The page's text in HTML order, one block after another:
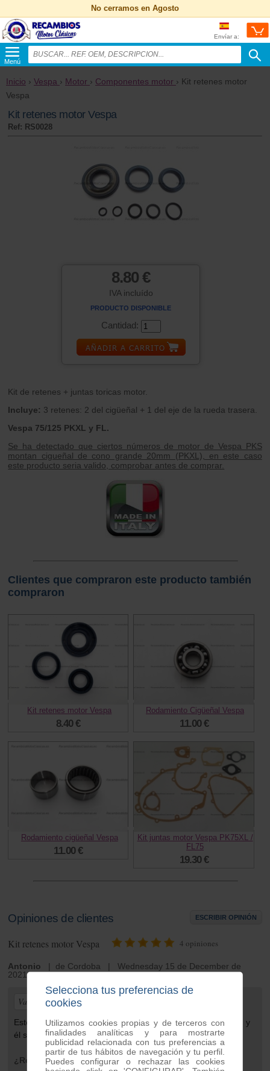
No cerramos en Agosto
Envíar a:
Menú
Inicio › Vespa › Motor › Componentes motor › Kit retenes motor
Vespa
Kit retenes motor Vespa
Ref: RS0028
8.80 €
IVA incluído
PRODUCTO DISPONIBLE
Cantidad:
Kit de retenes + juntas toricas motor.
Incluye: 3 retenes: 2 del cigüeñal + 1 del eje de la rueda trasera.
Vespa 75/125 PKXL y FL.
Se ha detectado que ciertos números de motor de Vespa PKS
montan cigueñal de cono grande 20mm (PKXL), en este caso
este producto seria valido, comprobar antes de comprar.
Clientes que compraron este producto también
compraron
Kit retenes motor Vespa
8.40 €
Rodamiento Cigüeñal Vespa
11.00 €
Rodamiento cigüeñal Vespa
11.00 €
Kit juntas motor Vespa PK75XL /
FL75
19.30 €
Opiniones de clientes ESCRIBIR OPINIÓN
Kit retenes motor Vespa 4 opiniones
Antonio | de Cordoba | Wednesday 15 de December de
2021
Valoración general:
Estoy muy contento con la rapidez de la atención prestada y
él servicio bueno.
¿Recomendaría este producto?Sí
Selecciona tus preferencias de
cookies
Utilizamos cookies propias y de terceros con
finalidades analíticas y para mostrarte
publicidad relacionada con tus preferencias a
partir de tus hábitos de navegación y tu perfil.
Puedes configurar o rechazar las cookies